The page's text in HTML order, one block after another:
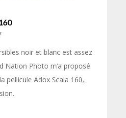
noir et blanc est assez
Nation Photo m’a proposé
pellicule Adox Scala 160,